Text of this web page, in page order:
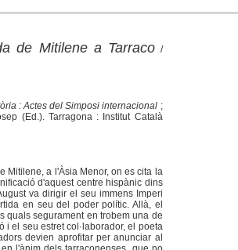
de Mitilene a Tarraco /
: Actes del Simposi internacional ;
(Ed.). Tarragona : Institut Català
Mitilene, a l'Àsia Menor, on es cita la
d'aquest centre hispànic dins
va dirigir el seu immens Imperi
en seu del poder polític. Allà, el
quals segurament en trobem una de
el seu estret col·laborador, el poeta
devien aprofitar per anunciar al